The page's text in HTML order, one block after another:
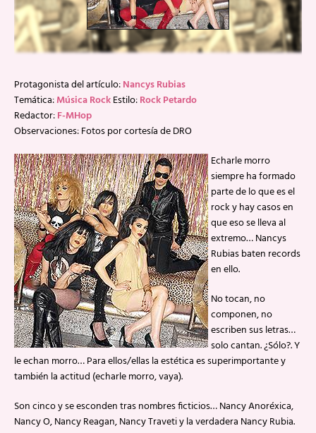
Protagonista del artículo:Nancys Rubias
Temática:Música RockEstilo:Rock Petardo
Redactor:F-MHop
Observaciones: Fotos por cortesía de DRO
Echarle morro
siempre ha formado
parte de lo que es el
rock y hay casos en
que eso se lleva al
extremo… Nancys
Rubias baten records
en ello.
No tocan, no
componen, no
escriben sus letras…
solo cantan. ¿Sólo?. Y
le echan morro… Para ellos/ellas la estética es superimportante y
también la actitud (echarle morro, vaya).
Son cinco y se esconden tras nombres ficticios… Nancy Anoréxica,
Nancy O, Nancy Reagan, Nancy Traveti y la verdadera Nancy Rubia.